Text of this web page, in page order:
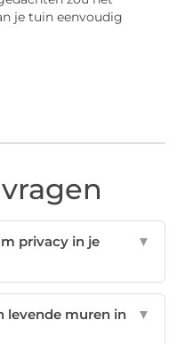
je tuin eenvoudig
privacy in je
▼
levende muren in
▼